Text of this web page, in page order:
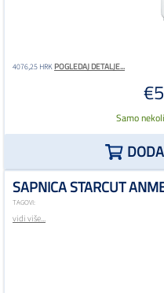
4076,25 HRKPOGLEDAJ DETALJE...
Samo
SAPNICA STARCUT
TAGOVI:
vidi više...